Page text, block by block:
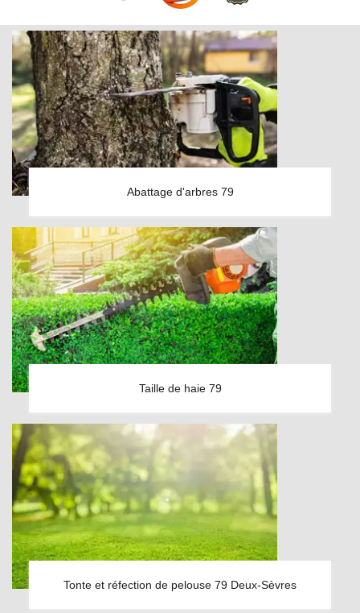
Abattage d'arbres 79
Taille de haie 79
Tonte et réfection de pelouse 79 Deux-Sèvres